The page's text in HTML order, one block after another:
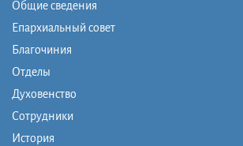
Общие сведения
Епархиальный совет
Благочиния
Отделы
Духовенство
Сотрудники
История